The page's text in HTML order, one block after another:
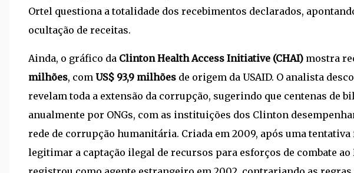
Ortel questiona a totalidade dos recebimentos declarados,
ocultação de receitas.
Ainda, o gráfico da Clinton Health Access Initiative (CHAI) mostra
milhões, com US$ 93,9 milhões de origem da USAID. O analista
revelam toda a extensão da corrupção, sugerindo que centenas de
anualmente por ONGs, com as instituições dos Clinton
rede de corrupção humanitária. Criada em 2009, após uma tentativa
legitimar a captação ilegal de recursos para esforços de combate ao